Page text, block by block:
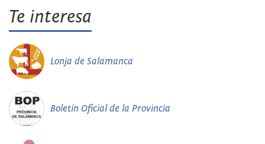
Te interesa
Lonja de Salamanca
Boletín Oficial de la Provincia